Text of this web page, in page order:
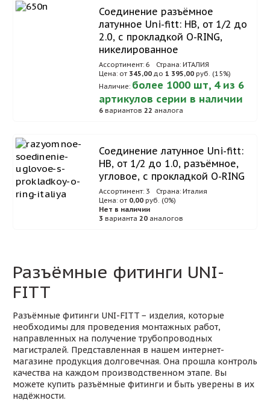
Соединение разъёмное
латунное Uni-fitt: НВ, от 1/2 до
2.0, с прокладкой O-RING,
никелированное
Ассортимент: 6
Страна: ИТАЛИЯ
Цена: от 345,00 до 1 395,00 руб. (15%)
Наличие: более 1000 шт, 4 из 6
артикулов серии в наличии
6 вариантов 22 аналога
Соединение латунное Uni-fitt:
НВ, от 1/2 до 1.0, разъёмное,
угловое, с прокладкой O-RING
Ассортимент: 3
Страна: Италия
Цена: от 0,00 руб. (0%)
Нет в наличии
3 варианта 20 аналогов
Разъёмные фитинги UNI-
FITT
Разъёмные фитинги UNI-FITT − изделия, которые
необходимы для проведения монтажных работ,
направленных на получение трубопроводных
магистралей. Представленная в нашем интернет-
магазине продукция долговечная. Она прошла контроль
качества на каждом производственном этапе. Вы
можете купить разъёмные фитинги и быть уверены в их
надёжности.